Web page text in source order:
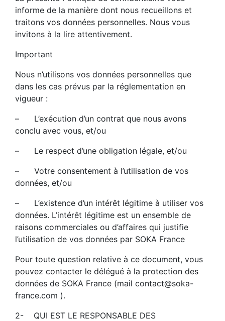
informe de la manière dont nous recueillons et
traitons vos données personnelles. Nous vous
invitons à la lire attentivement.
Important
Nous n’utilisons vos données personnelles que
dans les cas prévus par la réglementation en
vigueur :
– L’exécution d’un contrat que nous avons
conclu avec vous, et/ou
– Le respect d’une obligation légale, et/ou
– Votre consentement à l’utilisation de vos
données, et/ou
– L’existence d’un intérêt légitime à utiliser vos
données. L’intérêt légitime est un ensemble de
raisons commerciales ou d’affaires qui justifie
l’utilisation de vos données par SOKA France
Pour toute question relative à ce document, vous
pouvez contacter le délégué à la protection des
données de SOKA France (mail contact@soka-
france.com ).
2- QUI EST LE RESPONSABLE DES